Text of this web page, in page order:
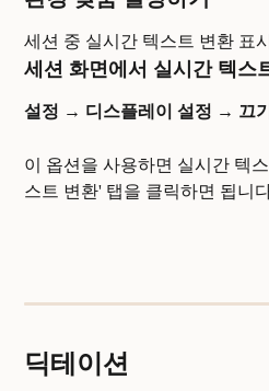
세션 중 실시간 텍스트 변환 표
세션 화면에서 실시간 텍스
설정 → 디스플레이 설정 → 끄
이 옵션을 사용하면 실시간 텍
스트 변환' 탭을 클릭하면 됩니
딕테이션